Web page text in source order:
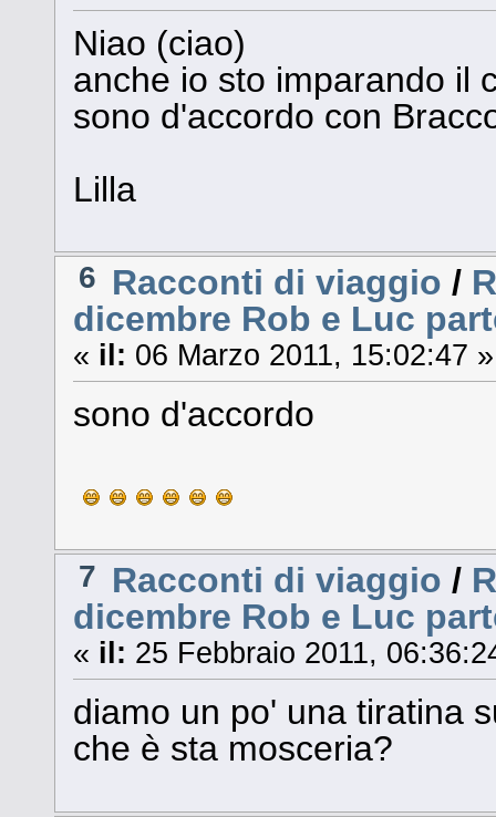
Niao (ciao)
anche io sto imparando il
sono d'accordo con
Lilla
6 Racconti di viaggio /
dicembre Rob e Luc
« il: 06 Marzo 2011, 15:02:47 »
sono d'accordo
7 Racconti di viaggio /
dicembre Rob e Luc
« il: 25 Febbraio 2011,
diamo un po' una tiratina
che è sta mosceria?